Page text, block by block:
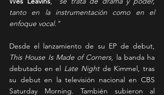
tanto en la instrumentación como en el
enfoque vocal."
This House Is Made of Corners, la banda ha
debutado en el Late Night de Kimmel, tras
su debut en la televisión nacional en CBS
Saturday Morning. También subieron al